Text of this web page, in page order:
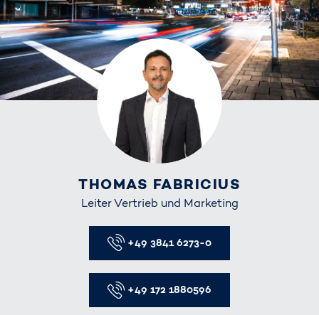
THOMAS FABRICIUS
Leiter Vertrieb und Marketing
+49 3841 6273-0
+49 172 1880596